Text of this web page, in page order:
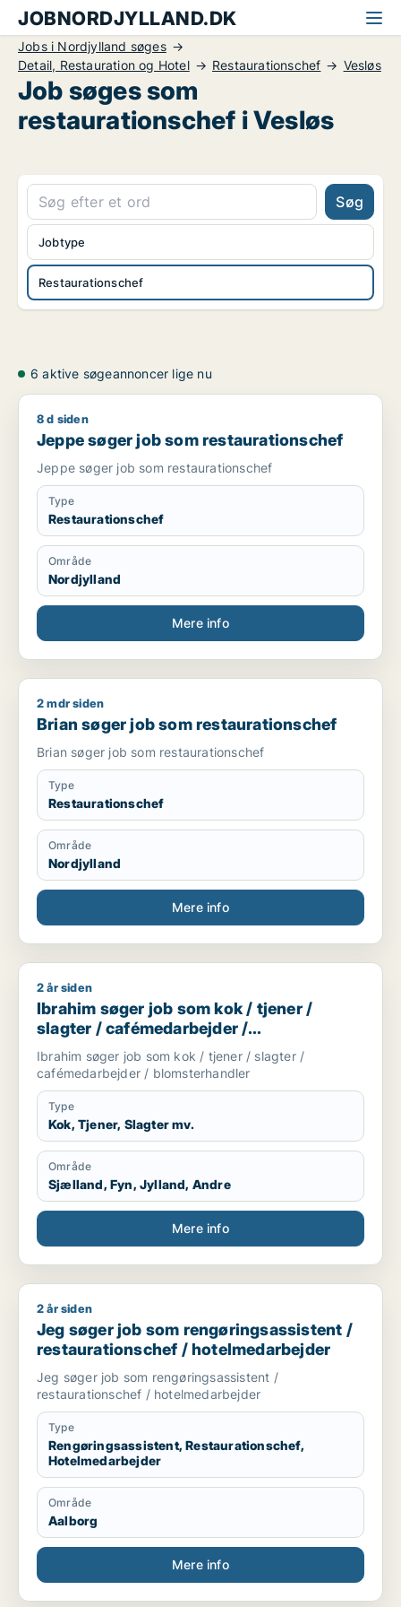
JOBNORDJYLLAND.DK
Jobs i Nordjylland søges
Detail, Restauration og Hotel
Restaurationschef Vesløs
Job søges som
restaurationschef i Vesløs
Søg
Restaurationschef
Jobtype
6 aktive søgeannoncer lige nu
Jeppe søger job som restaurationschef
8 d siden
Jeppe søger job som restaurationschef
Jeppe søger job som restaurationschef
Type
Restaurationschef
Område
Nordjylland
Mere info
Brian søger job som restaurationschef
2 mdr siden
Brian søger job som restaurationschef
Brian søger job som restaurationschef
Type
Restaurationschef
Område
Nordjylland
Mere info
Ibrahim søger job som kok / tjener / slagter /
2 år siden
Ibrahim søger job som kok / tjener /
slagter / cafémedarbejder /
blomsterhandler
Ibrahim søger job som kok / tjener / slagter /
cafémedarbejder / blomsterhandler
Type
Kok, Tjener, Slagter mv.
Område
Sjælland, Fyn, Jylland, Andre
Mere info
Jeg søger job som rengøringsassistent / restaurationschef /
2 år siden
Jeg søger job som rengøringsassistent /
restaurationschef / hotelmedarbejder
Jeg søger job som rengøringsassistent /
restaurationschef / hotelmedarbejder
Type
Rengøringsassistent, Restaurationschef,
Hotelmedarbejder
Område
Aalborg
Mere info